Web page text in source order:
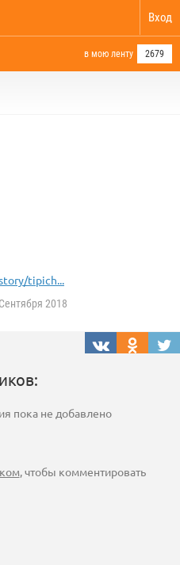
Вход
в мою ленту 2679
tipich...
2018
пока не добавлено
, чтобы комментировать